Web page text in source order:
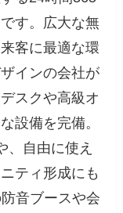
す。広大な無
客に最適な環
インの会社が
スクや高級オ
設備を完備。
、自由に使え
ティ形成にも
音ブースや会